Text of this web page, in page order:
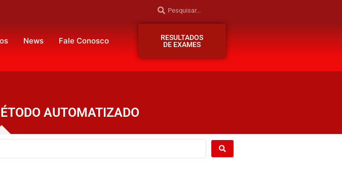
News Fale Conosco
RESULTADOS
DE EXAMES
AUTOMATIZADO